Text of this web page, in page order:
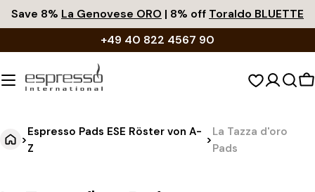
Zum
Inhalt
Save 8% La Genovese ORO | 8% off Toraldo BLUETTE
+49 40 822 4567 90
>
Espresso Pads ESE Röster von A-
Z
>
La Tazza d'oro
Pads